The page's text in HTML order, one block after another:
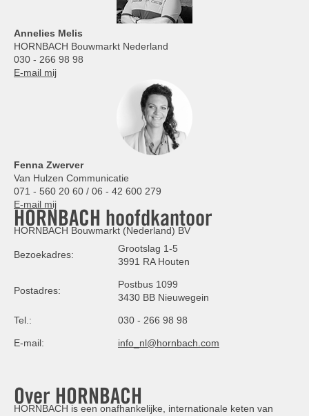
Annelies Melis
HORNBACH Bouwmarkt Nederland
030 - 266 98 98
E-mail mij
Fenna Zwerver
Van Hulzen Communicatie
071 - 560 20 60 / 06 - 42 600 279
E-mail mij
HORNBACH hoofdkantoor
HORNBACH Bouwmarkt (Nederland) BV
Bezoekadres:
Grootslag 1-5
3991 RA Houten
Postadres:
Postbus 1099
3430 BB Nieuwegein
Tel.: 030 - 266 98 98
E-mail: info_nl@hornbach.com
Over HORNBACH
HORNBACH is een onafhankelijke, internationale keten van